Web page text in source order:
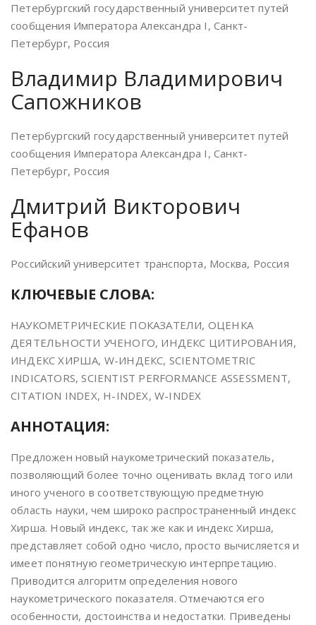
Петербургский государственный университет путей
сообщения Императора Александра I, Санкт-
Петербург, Россия
Владимир Владимирович
Сапожников
Петербургский государственный университет путей
сообщения Императора Александра I, Санкт-
Петербург, Россия
Дмитрий Викторович
Ефанов
Российский университет транспорта, Москва, Россия
КЛЮЧЕВЫЕ СЛОВА:
НАУКОМЕТРИЧЕСКИЕ ПОКАЗАТЕЛИ, ОЦЕНКА
ДЕЯТЕЛЬНОСТИ УЧЕНОГО, ИНДЕКС ЦИТИРОВАНИЯ,
ИНДЕКС ХИРША, W-ИНДЕКС, SCIENTOMETRIC
INDICATORS, SCIENTIST PERFORMANCE ASSESSMENT,
CITATION INDEX, H-INDEX, W-INDEX
АННОТАЦИЯ:
Предложен новый наукометрический показатель,
позволяющий более точно оценивать вклад того или
иного ученого в соответствующую предметную
область науки, чем широко распространенный индекс
Хирша. Новый индекс, так же как и индекс Хирша,
представляет собой одно число, просто вычисляется и
имеет понятную геометрическую интерпретацию.
Приводится алгоритм определения нового
наукометрического показателя. Отмечаются его
особенности, достоинства и недостатки. Приведены